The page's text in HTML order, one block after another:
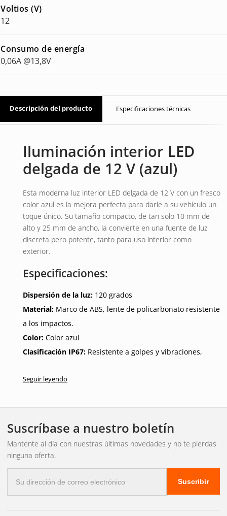
Voltios (V)
12
Consumo de energía
0,06A @13,8V
Descripción del producto Especificaciones técnicas
Iluminación interior LED
delgada de 12 V (azul)
Esta moderna luz interior LED delgada de 12 V con un fresco
color azul es la mejora perfecta para darle a su vehículo un
toque único. Su tamaño compacto, de tan solo 10 mm de
alto y 25 mm de ancho, la convierte en una fuente de luz
discreta pero potente, tanto para uso interior como
exterior.
Especificaciones:
Dispersión de la luz:120 grados
Material:Marco de ABS, lente de policarbonato resistente
a los impactos.
Color:Color azul
Clasificación IP67:Resistente a golpes y vibraciones,
Protección contra cortocircuitos
Utiliza tecnología LED avanzada para una iluminación
brillante y eficiente.
Tiene un diseño elegante y discreto que combina bien
con la estética del vehículo.
Ofrece opciones de montaje flexibles para una fácil
instalación.
Perfecto para todo tipo de vehículos, incluidos vehículos
Seguir leyendo
Suscríbase a nuestro boletín
Mantente al día con nuestras últimas novedades y no te pierdas
ninguna oferta.
electrónico
Suscribir